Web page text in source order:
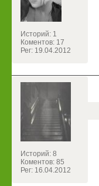
Историй: 1
Коментов: 17
Рег: 19.04.2012
Историй: 8
Коментов: 85
Рег: 16.04.2012